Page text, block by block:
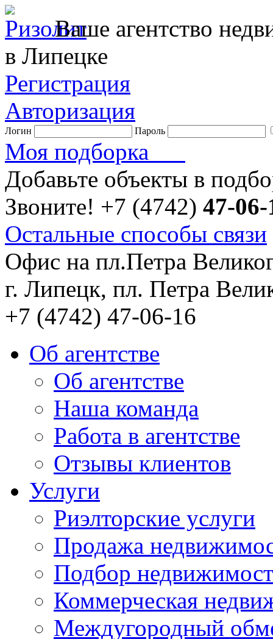
Ваше агентство
в Липецке
Регистрация
Авторизация
Логин Пароль
Моя подборка
Добавьте объекты в
Звоните! +7 (4742) 47-06-
Остальные способы связи
Офис на пл.Петра
г. Липецк, пл. Петра
+7 (4742) 47-06-16
Об агентстве
Об агентстве
Наша команда
Работа в агентстве
Отзывы клиентов
Услуги
Риэлторские услуги
Продажа
Подбор
Коммерческая
Междугородный